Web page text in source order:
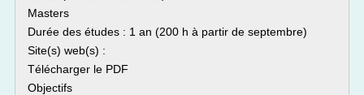
Masters
Durée des études : 1 an (200 h à partir de septembre)
Site(s) web(s) :
Télécharger le PDF
Objectifs